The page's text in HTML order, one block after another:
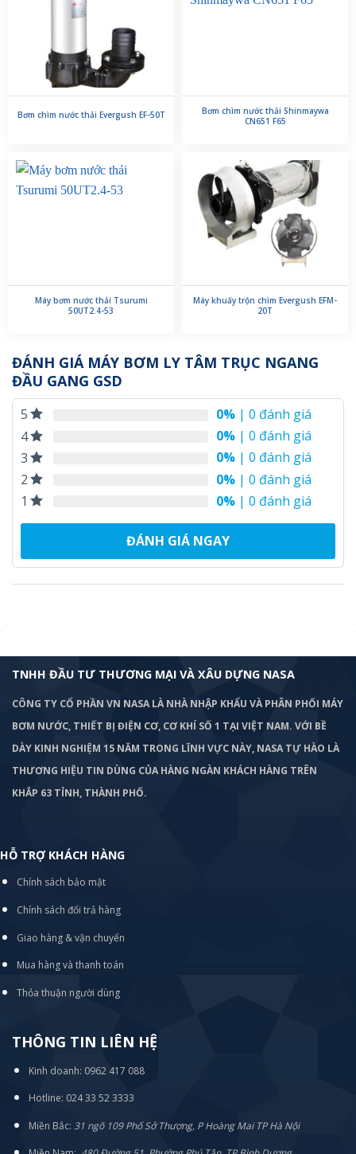
Bơm chìm nước thải Evergush EF-50T
Bơm chìm nước thải Shinmaywa
CN651 F65
Máy bơm nước thải Tsurumi
50UT2.4-53
Máy khuấy trộn chìm Evergush EFM-
20T
ĐÁNH GIÁ MÁY BƠM LY TÂM TRỤC NGANG
ĐẦU GANG GSD
5 0% | 0 đánh giá
4
0% | 0 đánh giá
3
0% | 0 đánh giá
2
0% | 0 đánh giá
1
0% | 0 đánh giá
ĐÁNH GIÁ NGAY
TNHH ĐẦU TƯ THƯƠNG MẠI VÀ XÂU DỰNG NASA
CÔNG TY CỔ PHẦN VN NASA LÀ NHÀ NHẬP KHẨU VÀ PHÂN PHỐI MÁY
BƠM NƯỚC, THIẾT BỊ ĐIỆN CƠ, CƠ KHÍ SỐ 1 TẠI VIỆT NAM. VỚI BỀ
DÀY KINH NGHIỆM 15 NĂM TRONG LĨNH VỰC NÀY, NASA TỰ HÀO LÀ
THƯƠNG HIỆU TIN DÙNG CỦA HÀNG NGÀN KHÁCH HÀNG TRÊN
KHẮP 63 TỈNH, THÀNH PHỐ.
HỖ TRỢ KHÁCH HÀNG
Chính sách bảo mật
Chính sách đổi trả hàng
Giao hàng & vận chuyển
Mua hàng và thanh toán
Thỏa thuận người dùng
THÔNG TIN LIÊN HỆ
Kinh doanh: 0962 417 088
Hotline: 024 33 52 3333
Miền Bắc: 31 ngõ 109 Phố Sở Thượng, P Hoàng Mai TP Hà Nội